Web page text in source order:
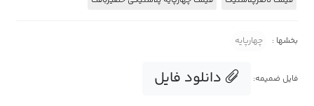
بخشها : چهارپایه
فایل ضمیمه: دانلود فایل